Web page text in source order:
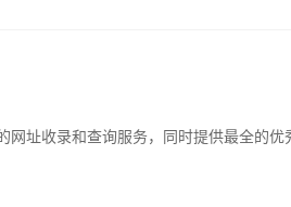
址收录和查询服务，同时提供最全的优